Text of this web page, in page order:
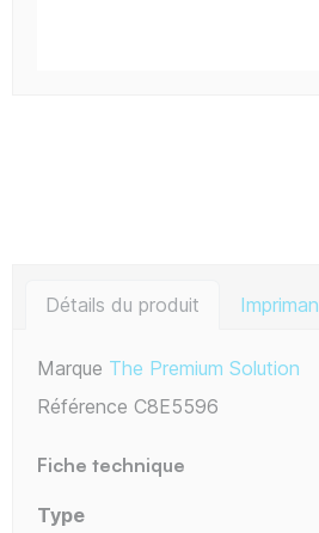
Détails du produit
Marque The Premium Solution
Référence C8E5596
Fiche technique
Type